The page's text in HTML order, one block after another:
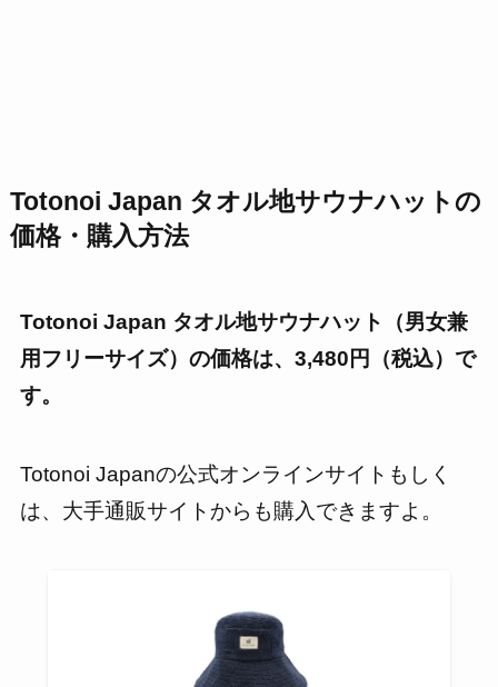
Totonoi Japan タオル地サウナハット の
価格・購入方法
Totonoi Japan タオル地サウナハット
（男女兼
用フリーサイズ）の価格は、 3,480 円（税込）で
す。
Totonoi Japanの公式オンラインサイトもしく
は、大手通販サイトからも購入できますよ。